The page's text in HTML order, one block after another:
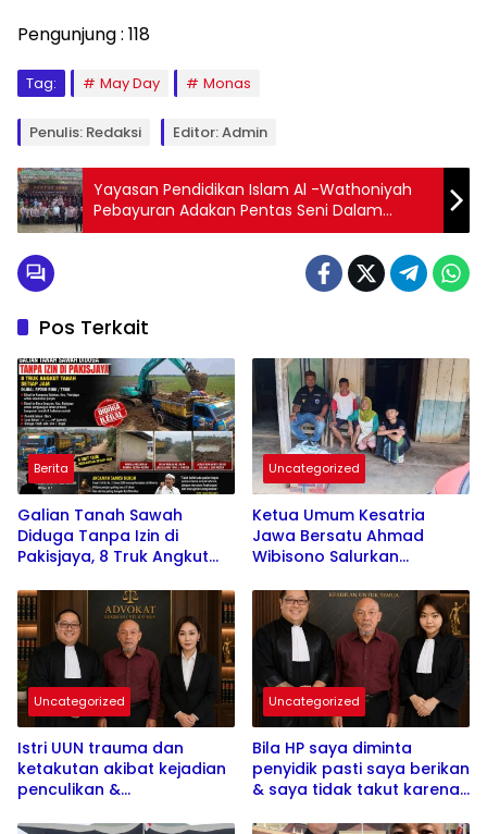
Pengunjung : 118
Tag: May Day Monas
Penulis: Redaksi Editor: Admin
Yayasan Pendidikan Islam Al -Wathoniyah
Pebayuran Adakan Pentas Seni Dalam
Rangka Kelulusan Siswa
Pos Terkait
Berita
Galian Tanah Sawah
Diduga Tanpa Izin di
Pakisjaya, 8 Truk Angkut
Keluhkan Rumah Retak
Uncategorized
Ketua Umum Kesatria
Jawa Bersatu Ahmad
Wibisono Salurkan
Lansia Sakit, Tegaskan
Komitmen Mengabdi
kepada Masyarakat
Uncategorized
Istri UUN trauma dan
ketakutan akibat kejadian
penculikan &
Uncategorized
Bila HP saya diminta
penyidik pasti saya berikan
& saya tidak takut karena